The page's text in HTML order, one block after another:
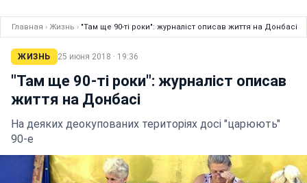
Главная › Жизнь › "Там ще 90-ті роки": журналіст описав життя на Донбасі
ЖИЗНЬ 25 июня 2018 · 19:36
"Там ще 90-ті роки": журналіст описав
життя на Донбасі
На деяких деокупованих територіях досі "царюють"
90-е